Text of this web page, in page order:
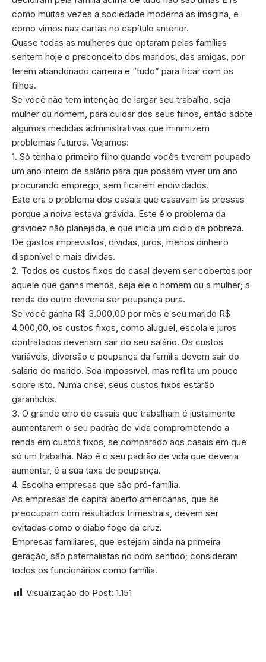
como muitas vezes a sociedade moderna as imagina, e
como vimos nas cartas no capítulo anterior.
Quase todas as mulheres que optaram pelas famílias
sentem hoje o preconceito dos maridos, das amigas, por
terem abandonado carreira e “tudo” para ficar com os
filhos.
Se você não tem intenção de largar seu trabalho, seja
mulher ou homem, para cuidar dos seus filhos, então adote
algumas medidas administrativas que minimizem
problemas futuros. Vejamos:
1. Só tenha o primeiro filho quando vocês tiverem poupado
um ano inteiro de salário para que possam viver um ano
procurando emprego, sem ficarem endividados.
Este era o problema dos casais que casavam às pressas
porque a noiva estava grávida. Este é o problema da
gravidez não planejada, e que inicia um ciclo de pobreza.
De gastos imprevistos, dívidas, juros, menos dinheiro
disponível e mais dívidas.
2. Todos os custos fixos do casal devem ser cobertos por
aquele que ganha menos, seja ele o homem ou a mulher; a
renda do outro deveria ser poupança pura.
Se você ganha R$ 3.000,00 por mês e seu marido R$
4.000,00, os custos fixos, como aluguel, escola e juros
contratados deveriam sair do seu salário. Os custos
variáveis, diversão e poupança da família devem sair do
salário do marido. Soa impossível, mas reflita um pouco
sobre isto. Numa crise, seus custos fixos estarão
garantidos.
3. O grande erro de casais que trabalham é justamente
aumentarem o seu padrão de vida comprometendo a
renda em custos fixos, se comparado aos casais em que
só um trabalha. Não é o seu padrão de vida que deveria
aumentar, é a sua taxa de poupança.
4. Escolha empresas que são pró-família.
As empresas de capital aberto americanas, que se
preocupam com resultados trimestrais, devem ser
evitadas como o diabo foge da cruz.
Empresas familiares, que estejam ainda na primeira
geração, são paternalistas no bom sentido; consideram
todos os funcionários como família.
Visualização do Post: 1.151